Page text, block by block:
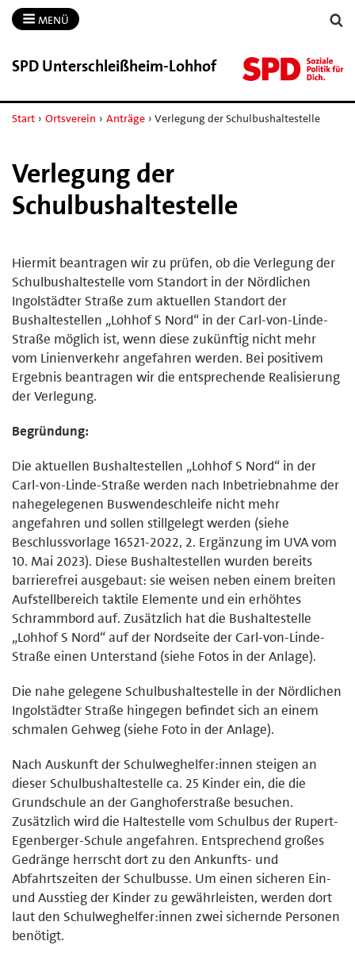
MENÜ
SPD Unterschleißheim-​Lohhof
Start › Ortsverein › Anträge › Verlegung der Schulbushaltestelle
Verlegung der
Schulbushaltestelle
Hiermit beantragen wir zu prüfen, ob die Verlegung der
Schulbushaltestelle vom Standort in der Nördlichen
Ingolstädter Straße zum aktuellen Standort der
Bushaltestellen „Lohhof S Nord“ in der Carl-von-Linde-
Straße möglich ist, wenn diese zukünftig nicht mehr
vom Linienverkehr angefahren werden. Bei positivem
Ergebnis beantragen wir die entsprechende Realisierung
der Verlegung.
Begründung:
Die aktuellen Bushaltestellen „Lohhof S Nord“ in der
Carl-von-Linde-Straße werden nach Inbetriebnahme der
nahegelegenen Buswendeschleife nicht mehr
angefahren und sollen stillgelegt werden (siehe
Beschlussvorlage 16521-2022, 2. Ergänzung im UVA vom
10. Mai 2023). Diese Bushaltestellen wurden bereits
barrierefrei ausgebaut: sie weisen neben einem breiten
Aufstellbereich taktile Elemente und ein erhöhtes
Schrammbord auf. Zusätzlich hat die Bushaltestelle
„Lohhof S Nord“ auf der Nordseite der Carl-von-Linde-
Straße einen Unterstand (siehe Fotos in der Anlage).
Die nahe gelegene Schulbushaltestelle in der Nördlichen
Ingolstädter Straße hingegen befindet sich an einem
schmalen Gehweg (siehe Foto in der Anlage).
Nach Auskunft der Schulweghelfer:innen steigen an
dieser Schulbushaltestelle ca. 25 Kinder ein, die die
Grundschule an der Ganghoferstraße besuchen.
Zusätzlich wird die Haltestelle vom Schulbus der Rupert-
Egenberger-Schule angefahren. Entsprechend großes
Gedränge herrscht dort zu den Ankunfts- und
Abfahrtszeiten der Schulbusse. Um einen sicheren Ein-
und Ausstieg der Kinder zu gewährleisten, werden dort
laut den Schulweghelfer:innen zwei sichernde Personen
benötigt.